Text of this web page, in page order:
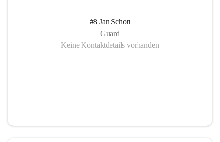
#8 Jan Schott
Guard
Keine Kontaktdetails vorhanden